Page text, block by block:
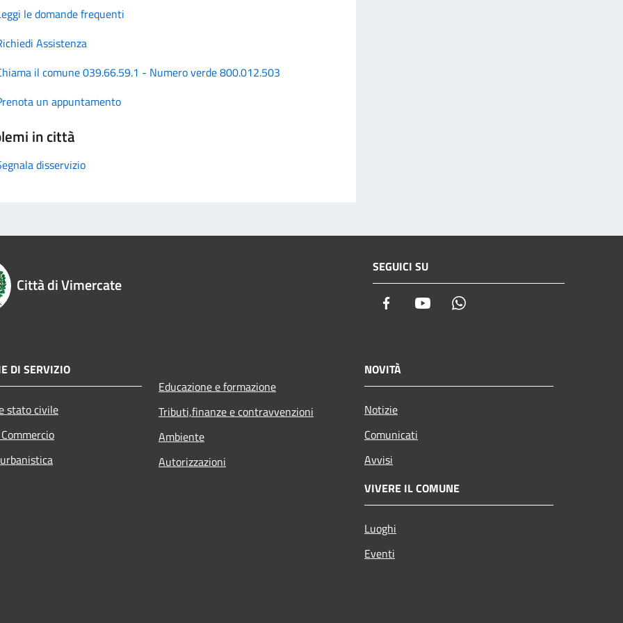
le domande frequenti
Assistenza
il comune 039.66.59.1 - Numero verde 800.012.503
un appuntamento
in città
disservizio
Città di Vimercate
SEGUICI SU
Facebook Youtube
DI SERVIZIO
stato civile
Educazione e formazione
Tributi,finanze e contravvenzioni
Ambiente
Autorizzazioni
NOVITÀ
Notizie
Comunicati
Avvisi
VIVERE IL COMUNE
Luoghi
Eventi